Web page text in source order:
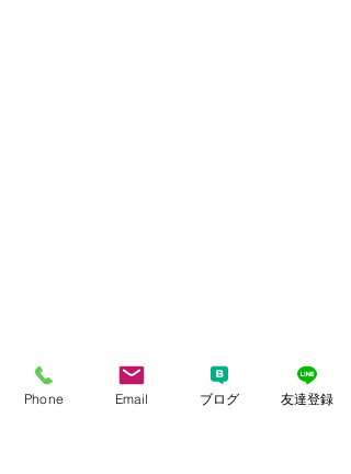
今以上に、もっと自分を好きになって
Phone Email ブログ 友達登録